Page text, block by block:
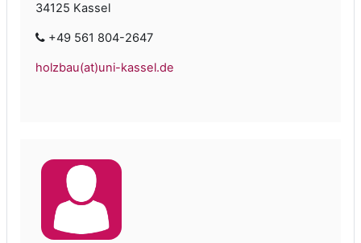
34125 Kassel
+49 561 804-2647
holzbau(at)uni-kassel.de